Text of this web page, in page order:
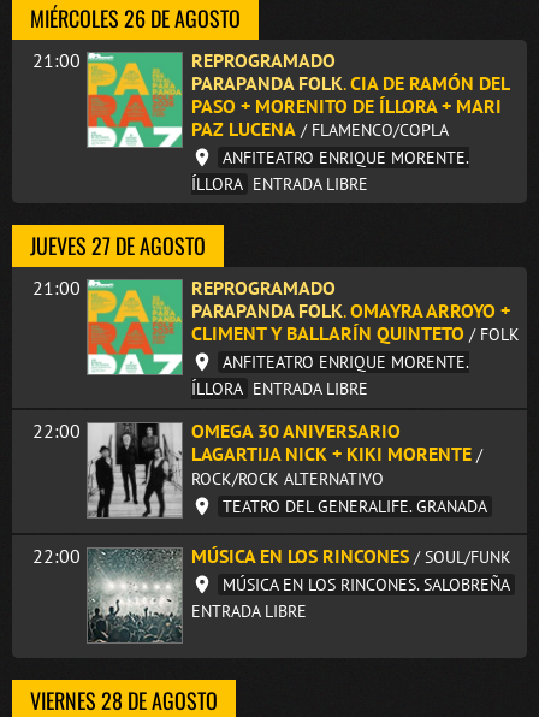
MIÉRCOLES 26 DE AGOSTO
21:00
REPROGRAMADO
PARAPANDA FOLK.CIA DE RAMÓN DEL
PASO + MORENITO DE ÍLLORA + MARI
PAZ LUCENA / FLAMENCO/COPLA
ANFITEATRO ENRIQUE MORENTE.
ÍLLORA ENTRADA LIBRE
JUEVES 27 DE AGOSTO
21:00
REPROGRAMADO
PARAPANDA FOLK.OMAYRA ARROYO +
CLIMENT Y BALLARÍN QUINTETO / FOLK
ANFITEATRO ENRIQUE MORENTE.
ÍLLORA ENTRADA LIBRE
22:00
OMEGA 30 ANIVERSARIO
LAGARTIJA NICK + KIKI MORENTE /
ROCK/ROCK ALTERNATIVO
TEATRO DEL GENERALIFE. GRANADA
22:00 MÚSICA EN LOS RINCONES / SOUL/FUNK
MÚSICA EN LOS RINCONES. SALOBREÑA
ENTRADA LIBRE
VIERNES 28 DE AGOSTO